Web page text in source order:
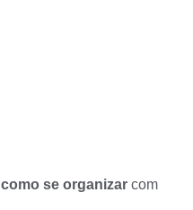
como se organizar com